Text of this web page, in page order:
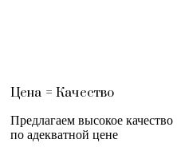
Цена = Качество
Предлагаем высокое качество
по адекватной цене